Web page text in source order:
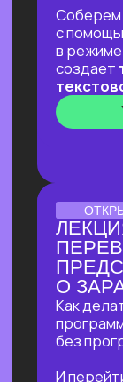
созданием
и
⚡Никакой
приходи за
экспертизой
от
ОТКРЫТЫЙ
ПО
ЗДОРОВЬЯ
Расскажем как:
c
не